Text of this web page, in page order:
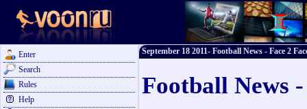
Enter
Search
Rules
Help
September 18 2011- Football News - Face 2
Football News